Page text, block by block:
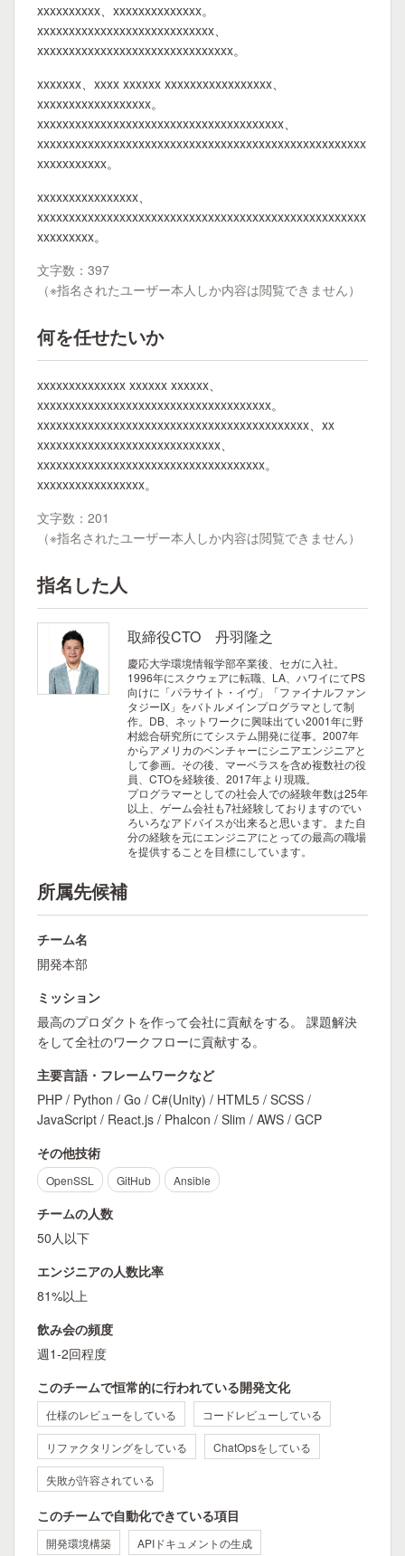
xxxxxxxxxx、xxxxxxxxxxxxxx。
xxxxxxxxxxxxxxxxxxxxxxxxxxxx、
xxxxxxxxxxxxxxxxxxxxxxxxxxxxxxx。
xxxxxxx、xxxx xxxxxx xxxxxxxxxxxxxxxxx、
xxxxxxxxxxxxxxxxxx。
xxxxxxxxxxxxxxxxxxxxxxxxxxxxxxxxxxxxxxx、
xxxxxxxxxxxxxxxxxxxxxxxxxxxxxxxxxxxxxxxxxxxxxxxxxxxx
xxxxxxxxxxx。
xxxxxxxxxxxxxxxx、
xxxxxxxxxxxxxxxxxxxxxxxxxxxxxxxxxxxxxxxxxxxxxxxxxxxx
xxxxxxxxx。
文字数：397
（※指名されたユーザー本人しか内容は閲覧できません）
何を任せたいか
xxxxxxxxxxxxxx xxxxxx xxxxxx、
xxxxxxxxxxxxxxxxxxxxxxxxxxxxxxxxxxxxx。
xxxxxxxxxxxxxxxxxxxxxxxxxxxxxxxxxxxxxxxxxxx、xx
xxxxxxxxxxxxxxxxxxxxxxxxxxxxx、
xxxxxxxxxxxxxxxxxxxxxxxxxxxxxxxxxxxx。
xxxxxxxxxxxxxxxxx。
文字数：201
（※指名されたユーザー本人しか内容は閲覧できません）
指名した人
取締役CTO 丹羽隆之
慶応大学環境情報学部卒業後、セガに入社。
1996年にスクウェアに転職、LA、ハワイにてPS
向けに「パラサイト・イヴ」「ファイナルファン
タジーIX」をバトルメインプログラマとして制
作。DB、ネットワークに興味出てい2001年に野
村総合研究所にてシステム開発に従事。2007年
からアメリカのベンチャーにシニアエンジニアと
して参画。その後、マーベラスを含め複数社の役
員、CTOを経験後、2017年より現職。
プログラマーとしての社会人での経験年数は25年
以上、ゲーム会社も7社経験しておりますのでい
ろいろなアドバイスが出来ると思います。また自
分の経験を元にエンジニアにとっての最高の職場
を提供することを目標にしています。
所属先候補
チーム名
開発本部
ミッション
最高のプロダクトを作って会社に貢献をする。 課題解決
をして全社のワークフローに貢献する。
主要言語・フレームワークなど
PHP / Python / Go / C#(Unity) / HTML5 / SCSS /
JavaScript / React.js / Phalcon / Slim / AWS / GCP
その他技術
OpenSSL GitHub Ansible
チームの人数
50人以下
エンジニアの人数比率
81%以上
飲み会の頻度
週1-2回程度
このチームで恒常的に行われている開発文化
仕様のレビューをしている コードレビューしている
リファクタリングをしている ChatOpsをしている
失敗が許容されている
このチームで自動化できている項目
開発環境構築 APIドキュメントの生成